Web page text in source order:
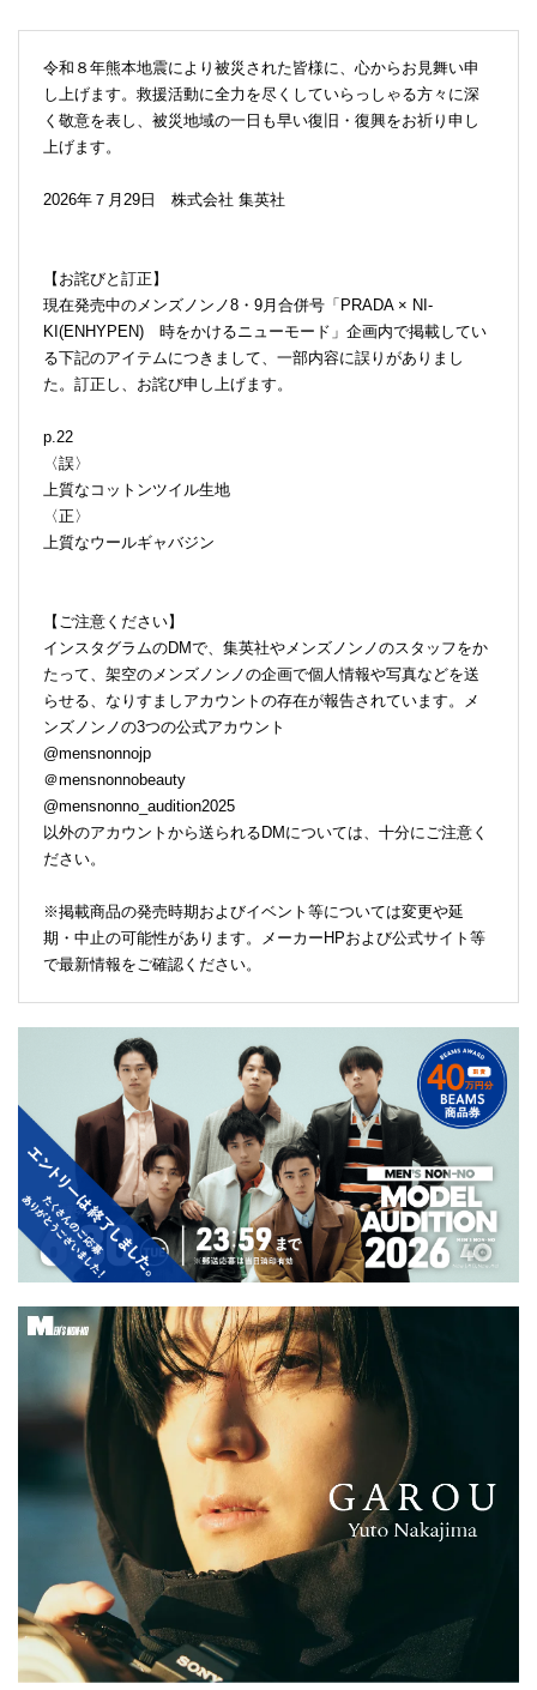
令和８年熊本地震により被災された皆様に、心からお見舞い申
し上げます。救援活動に全力を尽くしていらっしゃる方々に深
く敬意を表し、被災地域の一日も早い復旧・復興をお祈り申し
上げます。
2026年７月29日 株式会社 集英社
【お詫びと訂正】
現在発売中のメンズノンノ8・9月合併号「PRADA × NI-
KI(ENHYPEN) 時をかけるニューモード」企画内で掲載してい
る下記のアイテムにつきまして、一部内容に誤りがありまし
た。訂正し、お詫び申し上げます。
p.22
〈誤〉
上質なコットンツイル生地
〈正〉
上質なウールギャバジン
【ご注意ください】
インスタグラムのDMで、集英社やメンズノンノのスタッフをか
たって、架空のメンズノンノの企画で個人情報や写真などを送
らせる、なりすましアカウントの存在が報告されています。メ
ンズノンノの3つの公式アカウント
@mensnonnojp
＠mensnonnobeauty
@mensnonno_audition2025
以外のアカウントから送られるDMについては、十分にご注意く
ださい。
※掲載商品の発売時期およびイベント等については変更や延
期・中止の可能性があります。メーカーHPおよび公式サイト等
で最新情報をご確認ください。